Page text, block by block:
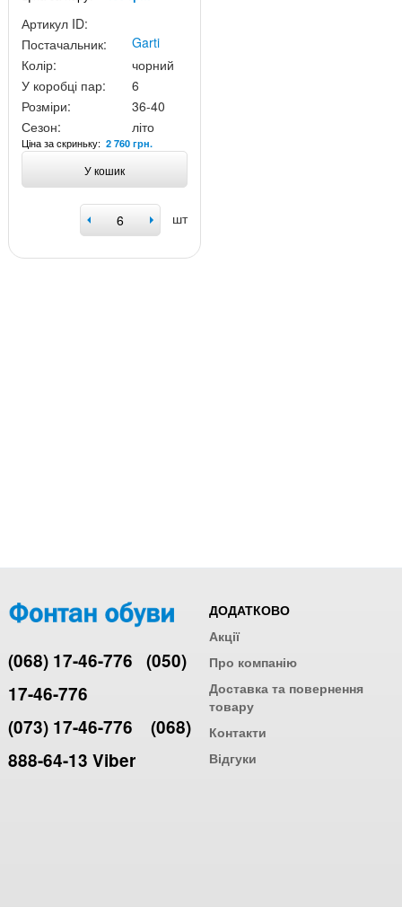
Артикул ID:
Постачальник:
Garti
Колір:
чорний
У коробці пар:
6
Розміри:
36-40
Сезон:
літо
Ціна за скриньку: 2 760 грн.
У кошик
шт
(068) 17-46-776 (050)
17-46-776
(073) 17-46-776
(068)
888-64-13 Viber
ДОДАТКОВО
Акції
Про компанію
Доставка та повернення
товару
Контакти
Відгуки